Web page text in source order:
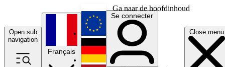
Ga naar de hoofdinhoud
Open sub
navigation
Close menu
Français
English
Deutsch
Se connecter